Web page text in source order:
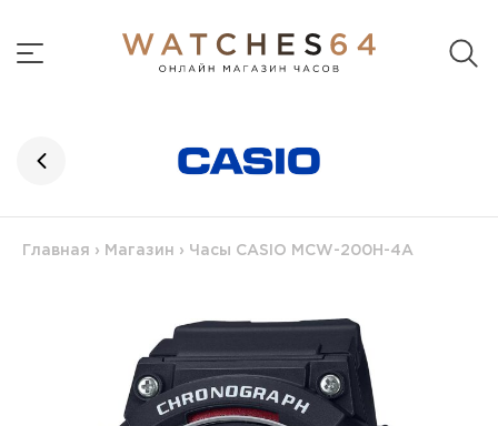
Главная › Магазин › Часы CASIO MCW-200H-4A